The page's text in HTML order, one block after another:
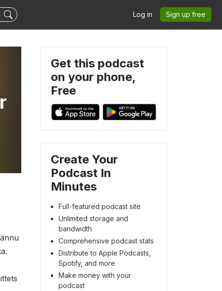
Log in Sign up free
Get this podcast
on your phone,
Free
Create Your
Podcast In
Minutes
Full-featured podcast site
Unlimited storage and
bandwidth
Comprehensive podcast stats
Distribute to Apple Podcasts,
Spotify, and more
Make money with your
podcast